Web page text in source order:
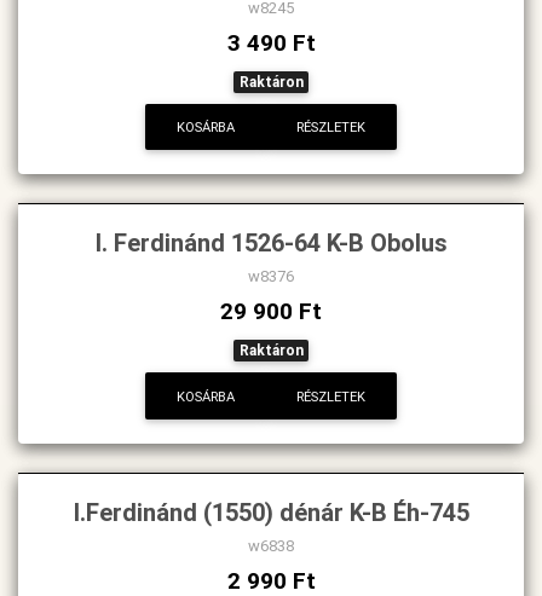
w8245
3 490 Ft
Raktáron
KOSÁRBA RÉSZLETEK
I. Ferdinánd 1526-64 K-B Obolus
w8376
29 900 Ft
Raktáron
KOSÁRBA RÉSZLETEK
I.Ferdinánd (1550) dénár K-B Éh-745
w6838
2 990 Ft